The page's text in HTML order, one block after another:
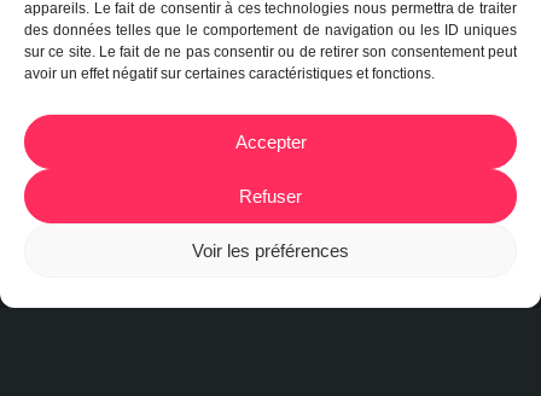
appareils. Le fait de consentir à ces technologies nous permettra de traiter
des données telles que le comportement de navigation ou les ID uniques
sur ce site. Le fait de ne pas consentir ou de retirer son consentement peut
avoir un effet négatif sur certaines caractéristiques et fonctions.
Accepter
Refuser
Voir les préférences